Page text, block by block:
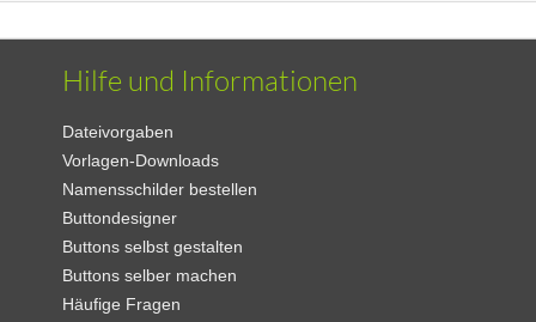
Hilfe und Informationen
Dateivorgaben
Vorlagen-Downloads
Namensschilder bestellen
Buttondesigner
Buttons selbst gestalten
Buttons selber machen
Häufige Fragen